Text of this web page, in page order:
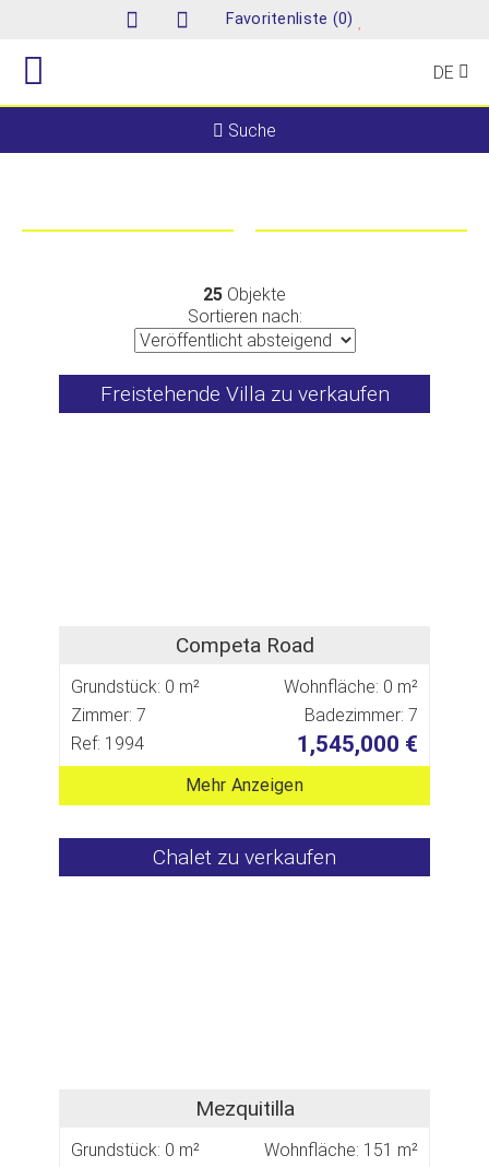
Favoritenliste (0)
DE
Suche
25 Objekte
Sortieren nach:
Freistehende Villa zu verkaufen
Competa Road
Grundstück: 0 m²
Wohnfläche: 0 m²
Zimmer: 7
Badezimmer: 7
Ref: 1994
1,545,000 €
Mehr Anzeigen
Chalet zu verkaufen
Mezquitilla
Grundstück: 0 m²
Wohnfläche: 151 m²